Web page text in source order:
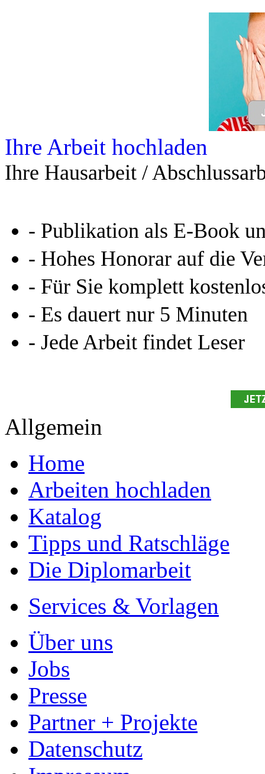
Leseprobe aus 62 Seiten
Kennen Sie schon das
Online-Magazin von
neugierig - aktuell -
Entdecken Sie hilfreiche
Ihre Arbeit hochladen
Ihre Hausarbeit /
- Publikation als E-Book
- Hohes Honorar auf die
- Für Sie komplett
- Es dauert nur 5 Minuten
- Jede Arbeit findet Leser